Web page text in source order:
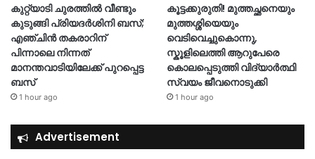
കുറ്റ്യാടി ചുരത്തിൽ വീണ്ടും
കുടുങ്ങി പ്രിയദർശിനി ബസ്;
എഞ്ചിൻ തകരാറിന്
പിന്നാലെ നിന്നത്
മാനന്തവാടിയിലേക്ക് പുറപ്പെട്ട
ബസ്
1 hour ago
കൂട്ടക്കുരുതി! മുത്തച്ഛനെയും
മുത്തശ്ശിയെയും
വെടിവെച്ചുകൊന്നു,
സ്കൂളിലെത്തി ആറുപേരെ
കൊലപ്പെടുത്തി വിദ്യാ‍ർത്ഥി
സ്വയം ജീവനൊടുക്കി
1 hour ago
Advertisement